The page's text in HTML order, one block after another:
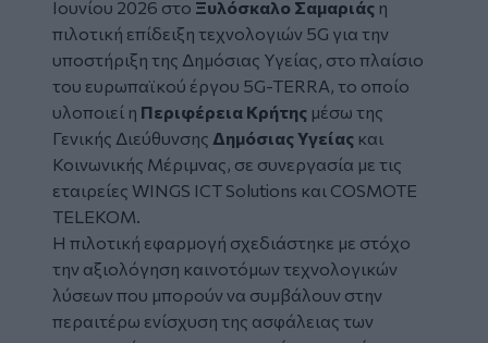
Ιουνίου 2026 στο Ξυλόσκαλο Σαμαριάς η
πιλοτική επίδειξη τεχνολογιών 5G για την
υποστήριξη της Δημόσιας Υγείας, στο πλαίσιο
του ευρωπαϊκού έργου 5G-TERRA, το οποίο
υλοποιεί η Περιφέρεια Κρήτης μέσω της
Γενικής Διεύθυνσης Δημόσιας Υγείας και
Κοινωνικής Μέριμνας, σε συνεργασία με τις
εταιρείες WINGS ICT Solutions και COSMOTE
TELEKOM.
Η πιλοτική εφαρμογή σχεδιάστηκε με στόχο
την αξιολόγηση καινοτόμων τεχνολογικών
λύσεων που μπορούν να συμβάλουν στην
περαιτέρω ενίσχυση της ασφάλειας των